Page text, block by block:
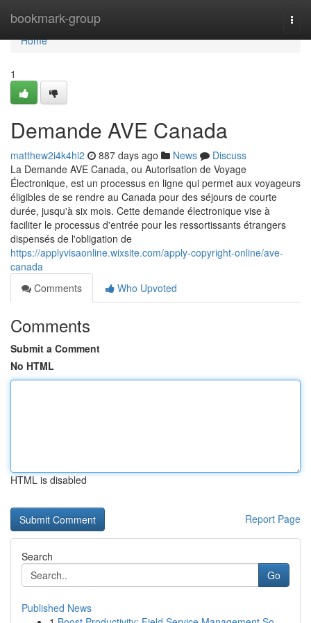
bookmark-group
Home
Home
1
Demande AVE Canada
matthew2i4k4hi2 887 days ago News
Discuss
La Demande AVE Canada, ou Autorisation de Voyage
Électronique, est un processus en ligne qui permet aux voyageurs
éligibles de se rendre au Canada pour des séjours de courte
durée, jusqu'à six mois. Cette demande électronique vise à
faciliter le processus d'entrée pour les ressortissants étrangers
dispensés de l'obligation de
https://applyvisaonline.wixsite.com/apply-copyright-online/ave-
canada
Comments
Who Upvoted
Comments
Submit a Comment
No HTML
HTML is disabled
Report Page
Search
Go
Published News